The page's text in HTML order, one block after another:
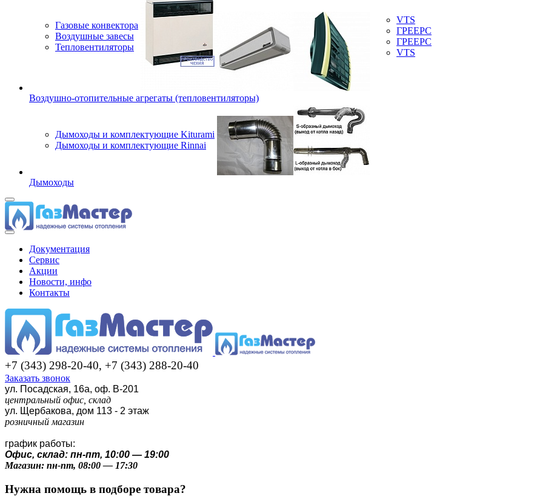
Газовые конвектора
Воздушные завесы
Тепловентиляторы
VTS
ГРЕЕРС
ГРЕЕРС
VTS
Воздушно-отопительные агрегаты (тепловентиляторы)
Дымоходы и комплектующие Kiturami
Дымоходы и комплектующие Rinnai
Дымоходы
Документация
Сервис
Акции
Новости, инфо
Контакты
+7 (343) 298-20-40, +7 (343) 288-20-40
Заказать звонок
ул. Посадская, 16а, оф. В-201
центральный офис, склад
ул. Щербакова, дом 113 - 2 этаж
розничный магазин
график работы:
Офис, склад: пн-пт, 10:00 — 19:00
Магазин: пн-пт, 08:00 — 17:30
Нужна помощь в подборе товара?